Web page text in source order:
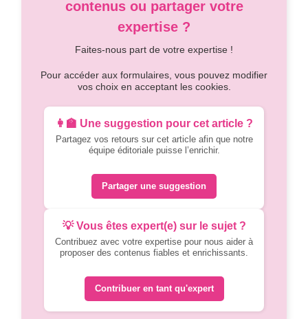
contenus ou partager votre
expertise ?
Faites-nous part de votre expertise !
Pour accéder aux formulaires, vous pouvez modifier
vos choix en acceptant les cookies.
👩‍🏫 Une suggestion pour cet article ?
Partagez vos retours sur cet article afin que notre
équipe éditoriale puisse l’enrichir.
Partager une suggestion
💡 Vous êtes expert(e) sur le sujet ?
Contribuez avec votre expertise pour nous aider à
proposer des contenus fiables et enrichissants.
Contribuer en tant qu'expert